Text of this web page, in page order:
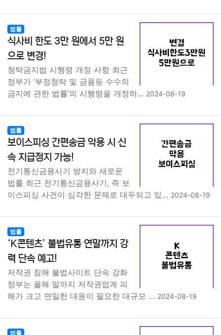
법률
식사비 한도 3만 원에서 5만 원
으로 변경!
청탁금지법 시행령 개정 사항 최근
정부가 ‘부정청탁 및 금품등 수수의
금지에 관한 법률’의 시행령을 개정하… 2024-08-19
법률
보이스피싱 간편송금 악용 시 신
속 지급정지 가능!
전기통신금융사기 방지와 새로운
법률 최근 전기통신금융사기, 즉 보
이스피싱 사건이 심각한 문제로 대두되고 있… 2024-08-19
법률
‘K콘텐츠’ 불법유통 연말까지 강
력 단속 예고!
저작권 침해 불법사이트 단속 강화
정부는 올해 말까지 저작권업계 피
해가 크고 면밀한 대응이 필요한 대규모 … 2024-08-19
법률